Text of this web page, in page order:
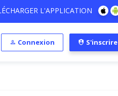
L'APPLICATION
Connexion S'inscrire